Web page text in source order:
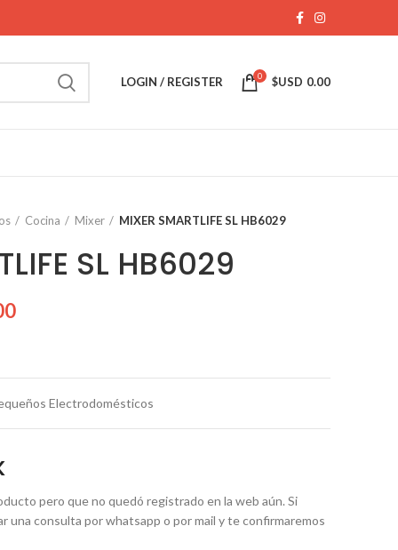
LOGIN / REGISTER 0 $USD 0.00
Cocina Mixer MIXER SMARTLIFE SL HB6029
SL HB6029
Electrodomésticos
pero que no quedó registrado en la web aún. Si
una consulta por whatsapp o por mail y te confirmaremos